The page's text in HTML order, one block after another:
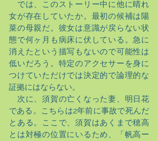
では、このストーリー中に他に晴れ
女が存在していたか。最初の候補は陽
菜の母親だ。彼女は意識が戻らない状
態で何ヶ月も病床に伏している。急に
消えたという描写もないので可能性は
低いだろう。特定のアクセサーを身に
つけていただけでは決定的で論理的な
証拠にはならない。
次に、須賀の亡くなった妻、明日花
である。こちらは2年前に事故で死んだ
とある。ここで、須賀はあくまで穂高
とは対極の位置にいるため、「帆高ー